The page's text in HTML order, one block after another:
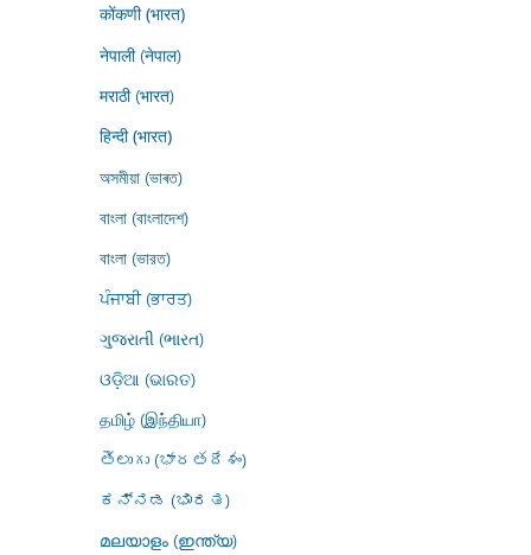
कोंकणी (भारत)
नेपाली (नेपाल)
मराठी (भारत)
हिन्दी (भारत)
অসমীয়া (ভাৰত)
বাংলা (বাংলাদেশ)
বাংলা (ভারত)
ਪੰਜਾਬੀ (ਭਾਰਤ)
ગુજરાતી (ભારત)
ଓଡ଼ିଆ (ଭାରତ)
தமிழ் (இந்தியா)
తెలుగు (భారతదేశం)
ಕನ್ನಡ (ಭಾರತ)
മലയാളം (ഇന്ത്യ)